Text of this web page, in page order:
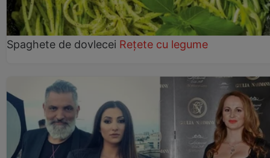
Spaghete de dovlecei Rețete cu legume